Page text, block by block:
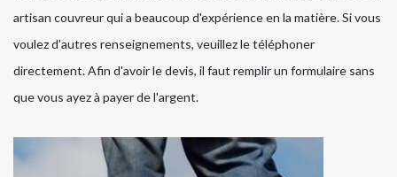
artisan couvreur qui a beaucoup d'expérience en la matière. Si vous
voulez d'autres renseignements, veuillez le téléphoner
directement. Afin d'avoir le devis, il faut remplir un formulaire sans
que vous ayez à payer de l'argent.